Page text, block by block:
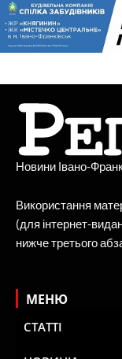
Новини Івано-
Використання
(для інтернет-
нижче третього
МЕНЮ
СТАТТІ